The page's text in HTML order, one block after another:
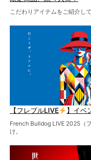
こだわりアイテムをご紹介して
【フレブルLIVE 】イベ
French Bulldog LIVE 2025（
け。